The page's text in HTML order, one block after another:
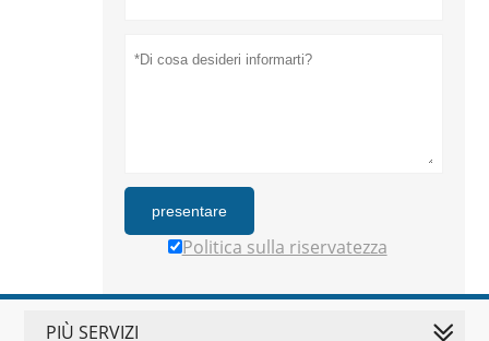
presentare
Politica sulla riservatezza
PIÙ SERVIZI